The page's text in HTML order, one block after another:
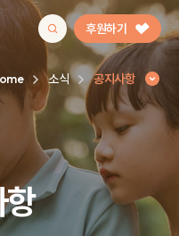
후원하기
인#팬덤후원
소식 공지사항